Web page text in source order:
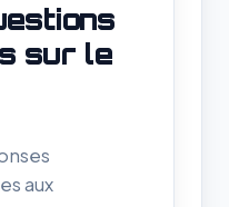
sur le
aux